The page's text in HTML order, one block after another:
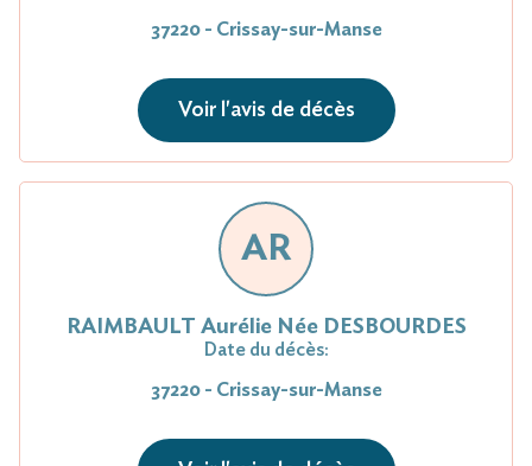
37220 - Crissay-sur-Manse
Voir l'avis de décès
AR
RAIMBAULT Aurélie Née DESBOURDES
Date du décès:
37220 - Crissay-sur-Manse